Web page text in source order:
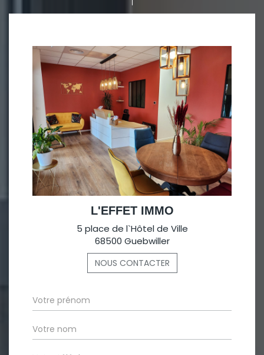
L'EFFET IMMO
5 place de l`Hôtel de Ville
68500 Guebwiller
NOUS CONTACTER